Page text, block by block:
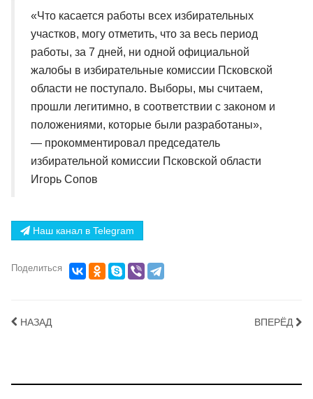
«Что касается работы всех избирательных
участков, могу отметить, что за весь период
работы, за 7 дней, ни одной официальной
жалобы в избирательные комиссии Псковской
области не поступало. Выборы, мы считаем,
прошли легитимно, в соответствии с законом и
положениями, которые были разработаны»,
— прокомментировал председатель
избирательной комиссии Псковской области
Игорь Сопов
Наш канал в Telegram
Поделиться
НАЗАД ВПЕРЁД